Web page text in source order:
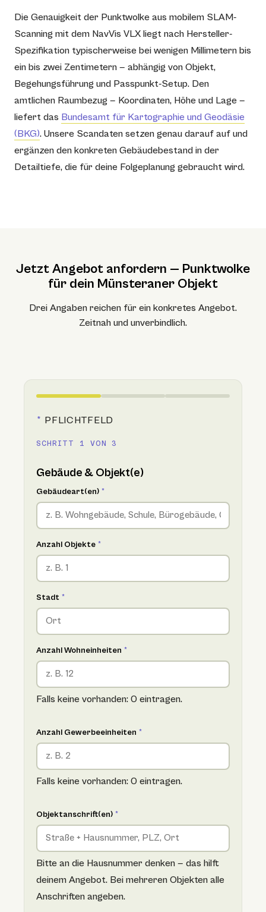
Die Genauigkeit der Punktwolke aus mobilem SLAM-
Scanning mit dem NavVis VLX liegt nach Hersteller-
Spezifikation typischerweise bei wenigen Millimetern bis
ein bis zwei Zentimetern — abhängig von Objekt,
Begehungsführung und Passpunkt-Setup. Den
amtlichen Raumbezug — Koordinaten, Höhe und Lage —
liefert das Bundesamt für Kartographie und Geodäsie
(BKG). Unsere Scandaten setzen genau darauf auf und
ergänzen den konkreten Gebäudebestand in der
Detailtiefe, die für deine Folgeplanung gebraucht wird.
Jetzt Angebot anfordern — Punktwolke
für dein Münsteraner Objekt
Drei Angaben reichen für ein konkretes Angebot.
Zeitnah und unverbindlich.
* PFLICHTFELD
SCHRITT 1 VON 3
Gebäude & Objekt(e)
Gebäudeart(en) *
Anzahl Objekte *
Stadt *
Anzahl Wohneinheiten *
Falls keine vorhanden: 0 eintragen.
Anzahl Gewerbeeinheiten *
Falls keine vorhanden: 0 eintragen.
Objektanschrift(en) *
Bitte an die Hausnummer denken — das hilft
deinem Angebot. Bei mehreren Objekten alle
Anschriften angeben.